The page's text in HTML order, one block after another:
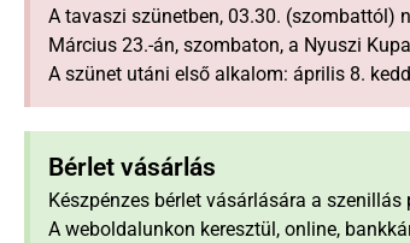
A tavaszi szünetben, 03.30. (szombattól)
Március 23.-án, szombaton, a Nyuszi
A szünet utáni első alkalom: április 8. kedd
Bérlet vásárlás
Készpénzes bérlet vásárlására a
A weboldalunkon keresztül, online,